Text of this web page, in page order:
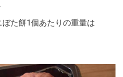
た餅1個あたりの重量は